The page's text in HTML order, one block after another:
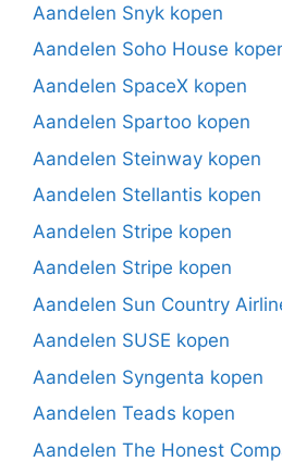
Aandelen Snyk kopen
Aandelen Soho House
Aandelen SpaceX kopen
Aandelen Spartoo kopen
Aandelen Steinway kopen
Aandelen Stellantis kopen
Aandelen Stripe kopen
Aandelen Stripe kopen
Aandelen Sun Country
Aandelen SUSE kopen
Aandelen Syngenta kopen
Aandelen Teads kopen
Aandelen The Honest